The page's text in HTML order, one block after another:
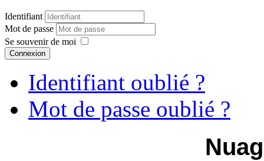
Identifiant
Mot de passe
Se souvenir de moi
Connexion
Identifiant oublié ?
Mot de passe oublié ?